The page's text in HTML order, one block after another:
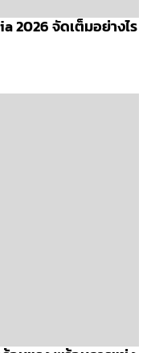
2026 จัดเต็มอย่างไร